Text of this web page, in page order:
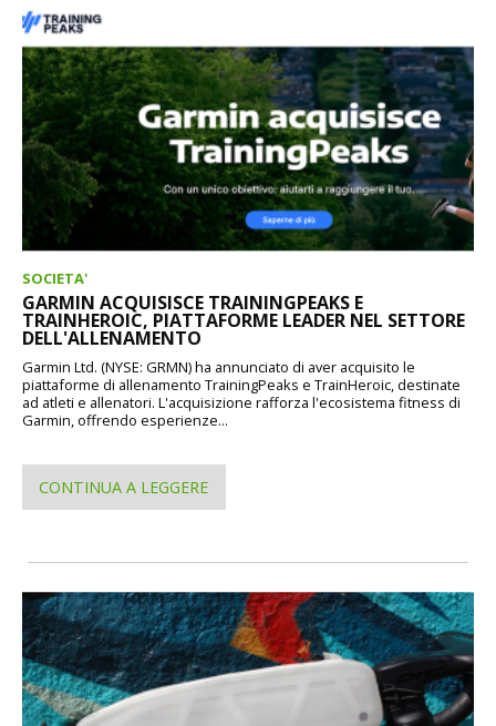
SOCIETA'
GARMIN ACQUISISCE TRAININGPEAKS E
TRAINHEROIC, PIATTAFORME LEADER NEL SETTORE
DELL'ALLENAMENTO
Garmin Ltd. (NYSE: GRMN) ha annunciato di aver acquisito le
piattaforme di allenamento TrainingPeaks e TrainHeroic, destinate
ad atleti e allenatori. L'acquisizione rafforza l'ecosistema fitness di
Garmin, offrendo esperienze...
CONTINUA A LEGGERE